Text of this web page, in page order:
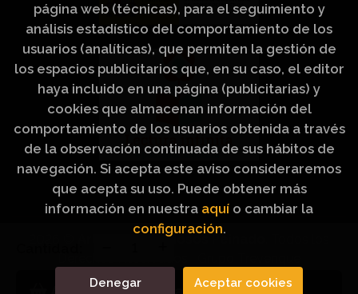
Añadir a mi cesta
Artículos Religiosos Peinado
página web (técnicas), para el seguimiento y
análisis estadístico del comportamiento de los
usuarios (analíticas), que permiten la gestión de
los espacios publicitarios que, en su caso, el editor
haya incluido en una página (publicitarias) y
cookies que almacenan información del
comportamiento de los usuarios obtenida a través
de la observación continuada de sus hábitos de
navegación. Si acepta este aviso consideraremos
que acepta su uso. Puede obtener más
información en nuestra aquí o cambiar la
configuración.
Denegar Aceptar cookies